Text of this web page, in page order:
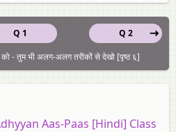
Q 1
Q 2
को - तुम भी अलग-अलग तरीकों से देखो [पृष्ठ ६]
Aas-Paas [Hindi] Class